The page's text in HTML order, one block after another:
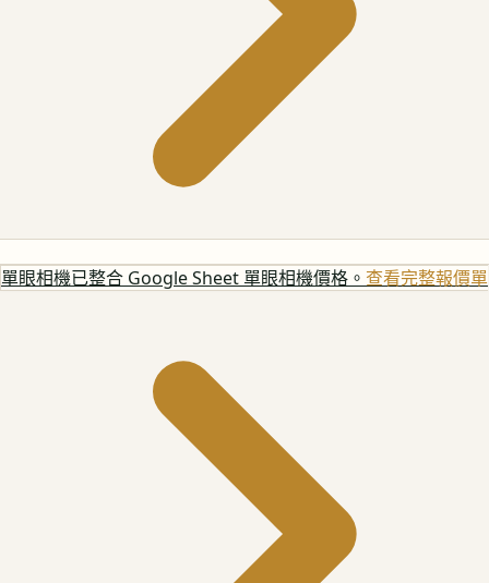
單眼相機已整合 Google Sheet 單眼相機價格。 查看完整報價單